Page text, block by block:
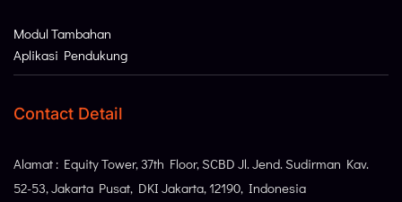
Modul Tambahan
Aplikasi Pendukung
Contact Detail
Alamat : Equity Tower, 37th Floor, SCBD Jl. Jend. Sudirman Kav.
52-53, Jakarta Pusat, DKI Jakarta, 12190, Indonesia